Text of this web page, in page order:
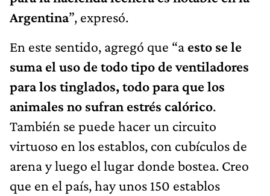
Argentina”, expresó.
En este sentido, agregó que “a esto se le
suma el uso de todo tipo de ventiladores
para los tinglados, todo para que los
animales no sufran estrés calórico.
También se puede hacer un circuito
virtuoso en los establos, con cubículos de
arena y luego el lugar donde bostea. Creo
que en el país, hay unos 150 establos